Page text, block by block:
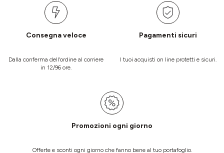
Consegna veloce
Dalla conferma dell’ordine al corriere
in 12/96 ore.
Pagamenti sicuri
I tuoi acquisti on line protetti e sicuri.
Promozioni ogni giorno
Offerte e sconti ogni giorno che fanno bene al tuo portafoglio.